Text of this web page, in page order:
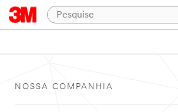
NOSSA COMPANHIA